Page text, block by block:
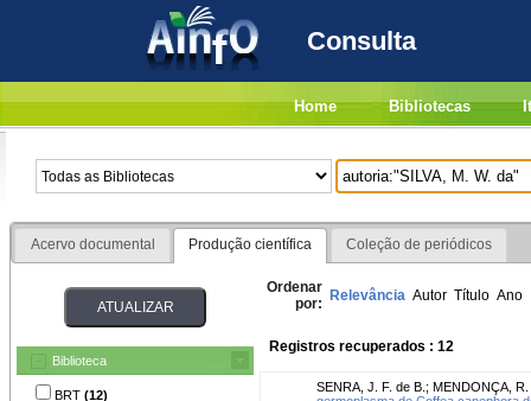
Consulta
Home Bibliotecas
Acervo documental Produção científica Coleção de periódicos
Biblioteca
BRT (12)
Ordenar
por: Relevância Autor Título Ano
Registros recuperados : 12
SENRA, J. F. de B. ; MENDONÇA, R.